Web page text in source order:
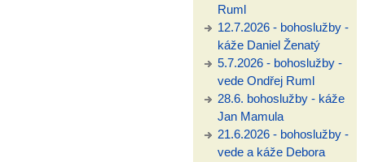
Ruml
12.7.2026 - bohoslužby -
káže Daniel Ženatý
5.7.2026 - bohoslužby -
vede Ondřej Ruml
28.6. bohoslužby - káže
Jan Mamula
21.6.2026 - bohoslužby -
vede a káže Debora